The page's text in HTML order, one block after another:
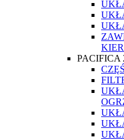
PACIFICA